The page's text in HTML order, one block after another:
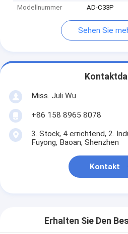
Modellnummer
AD-C33P
Sehen Sie
Miss. Juli Wu
+86 158 8965 8078
3. Stock, 4 errichtend, 2.
Fuyong, Baoan, Shenzhen
Kontakt
Erhalten Sie Den